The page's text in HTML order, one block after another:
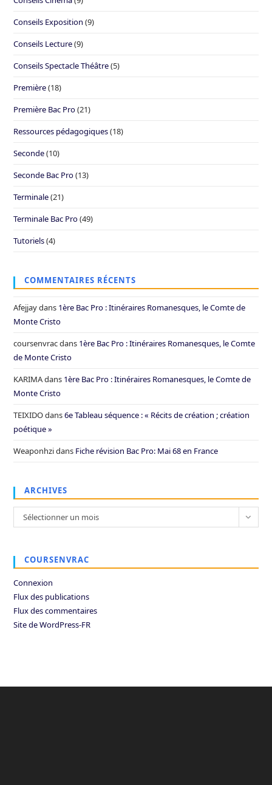
Conseils Exposition (9)
Conseils Lecture(9)
Conseils Spectacle Théâtre(5)
Première(18)
Première Bac Pro(21)
Ressources pédagogiques(18)
Seconde(10)
Seconde Bac Pro(13)
Terminale(21)
Terminale Bac Pro(49)
Tutoriels(4)
COMMENTAIRES RÉCENTS
Afejjaydans 1ère Bac Pro : Itinéraires Romanesques, le Comte de
Monte Cristo
coursenvracdans 1ère Bac Pro : Itinéraires Romanesques, le Comte
de Monte Cristo
KARIMAdans 1ère Bac Pro : Itinéraires Romanesques, le Comte de
Monte Cristo
TEIXIDOdans6e Tableau séquence : « Récits de création ; création
poétique »
Weaponhzidans Fiche révision Bac Pro: Mai 68 en France
ARCHIVES
Archives
Sélectionner un mois
COURSENVRAC
Connexion
Flux des publications
Flux des commentaires
Site de WordPress-FR